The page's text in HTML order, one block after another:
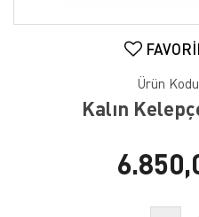
Ürün
Kalın